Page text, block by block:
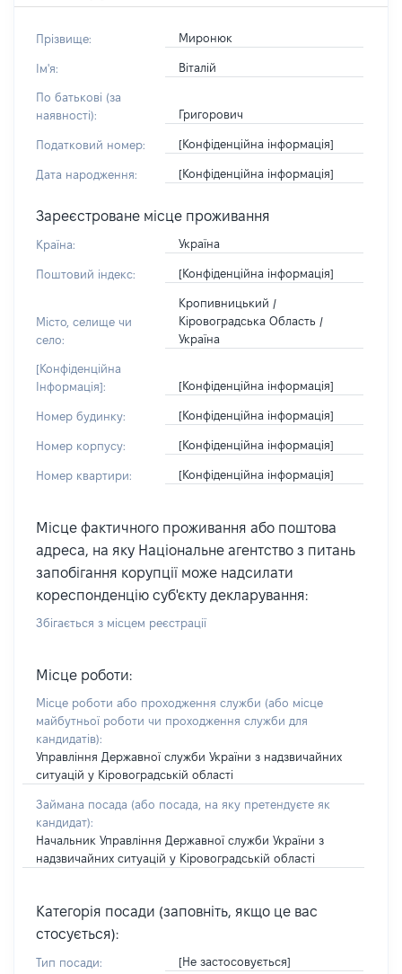
Прізвище: Миронюк
Ім'я: Віталій
По батькові (за
наявності):
Григорович
Податковий номер: [Конфіденційна інформація]
Дата народження: [Конфіденційна інформація]
Зареєстроване місце проживання
Країна: Україна
Поштовий індекс: [Конфіденційна інформація]
Місто, селище чи
село:
Кропивницький /
Кіровоградська Область /
Україна
[Конфіденційна
Інформація]:
[Конфіденційна інформація]
Номер будинку: [Конфіденційна інформація]
Номер корпусу: [Конфіденційна інформація]
Номер квартири: [Конфіденційна інформація]
Місце фактичного проживання або поштова
адреса, на яку Національне агентство з питань
запобігання корупції може надсилати
кореспонденцію суб'єкту декларування:
Збігається з місцем реєстрації
Місце роботи:
Місце роботи або проходження служби (або місце
майбутньої роботи чи проходження служби для
кандидатів):
Управління Державної служби України з надзвичайних
ситуацій у Кіровоградській області
Займана посада (або посада, на яку претендуєте як
кандидат):
Начальник Управління Державної служби України з
надзвичайних ситуацій у Кіровоградській області
Категорія посади (заповніть, якщо це вас
стосується):
Тип посади: [Не застосовується]